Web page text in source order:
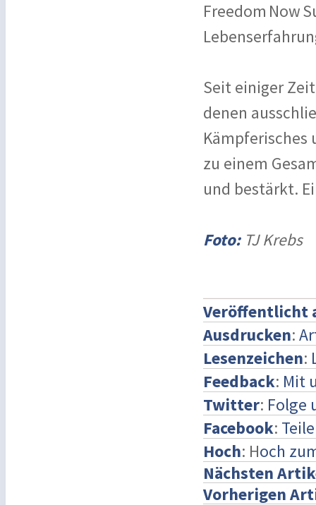
Freedom Now
Seit einiger
denen
Kämpferisches
zu einem
und bestärkt.
Foto: TJ Krebs
Veröffentlicht
Ausdrucken:
Lesenzeichen:
Feedback: Mit
Twitter: Folge
Facebook:
Hoch: Hoch
Nächsten
Vorherigen